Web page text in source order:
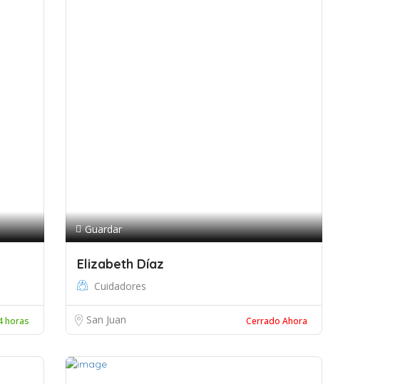
horas
Guardar
Elizabeth Díaz
Cuidadores
San Juan Cerrado Ahora